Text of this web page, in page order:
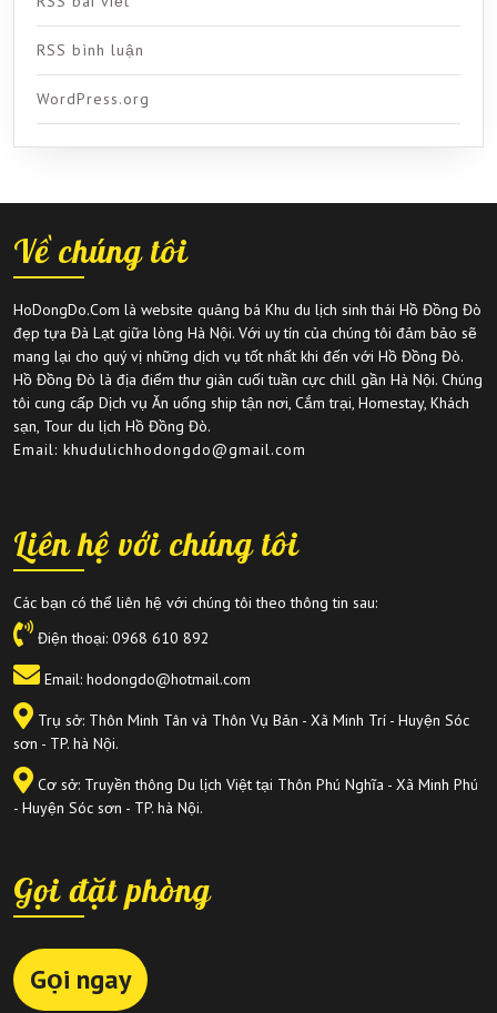
RSS bình luận
WordPress.org
Về chúng tôi
HoDongDo.Com là website quảng bá Khu du lịch sinh thái Hồ Đồng Đò
đẹp tựa Đà Lạt giữa lòng Hà Nội. Với uy tín của chúng tôi đảm bảo sẽ
mang lại cho quý vị những dịch vụ tốt nhất khi đến với Hồ Đồng Đò.
Hồ Đồng Đò là địa điểm thư giãn cuối tuần cực chill gần Hà Nội. Chúng
tôi cung cấp Dịch vụ Ăn uống ship tận nơi, Cắm trại, Homestay, Khách
sạn, Tour du lịch Hồ Đồng Đò.
Email: khudulichhodongdo@gmail.com
Liên hệ với chúng tôi
Các bạn có thể liên hệ với chúng tôi theo thông tin sau:
Điện thoại: 0968 610 892
Email: hodongdo@hotmail.com
Trụ sở: Thôn Minh Tân và Thôn Vụ Bản - Xã Minh Trí - Huyện Sóc
sơn - TP. hà Nội.
Cơ sở: Truyền thông Du lịch Việt tại Thôn Phú Nghĩa - Xã Minh Phú
- Huyện Sóc sơn - TP. hà Nội.
Gọi đặt phòng
Gọi ngay